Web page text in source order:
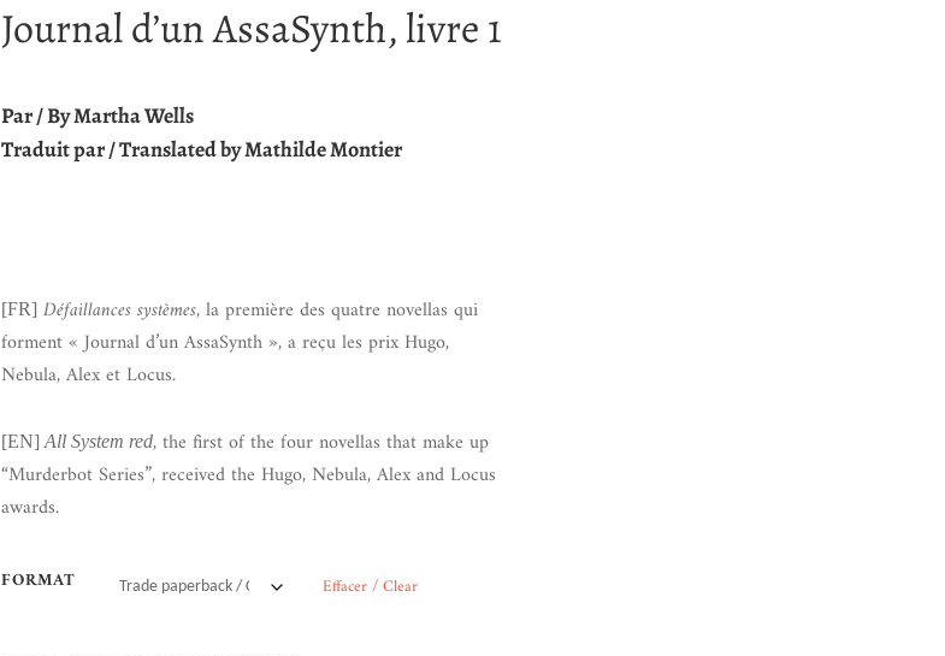
Journal d’un AssaSynth, livre 1
Par / By Martha Wells
Traduit par / Translated by Mathilde Montier
[FR] Défaillances systèmes, la première des quatre novellas qui
forment « Journal d’un AssaSynth », a reçu les prix Hugo,
Nebula, Alex et Locus.
[EN]All System red, the first of the four novellas that make up
“Murderbot Series”, received the Hugo, Nebula, Alex and Locus
awards.
FORMAT Effacer / Clear